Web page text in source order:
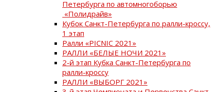
Петербурга по автомногоборью
«Полидрайв»
Кубок Санкт-Петербурга по ралли-кроссу,
1 этап
Ралли «PICNIC 2021»
РАЛЛИ «БЕЛЫЕ НОЧИ 2021»
2-й этап Кубка Санкт-Петербурга по
ралли-кроссу
РАЛЛИ «ВЫБОРГ 2021»